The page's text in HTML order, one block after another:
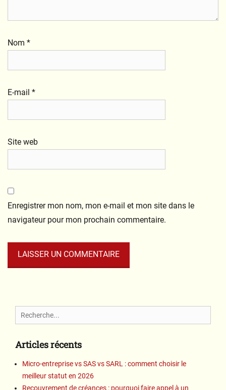
Nom *
E-mail *
Site web
Enregistrer mon nom, mon e-mail et mon site dans le
navigateur pour mon prochain commentaire.
Search
for:
Articles récents
Micro-entreprise vs SAS vs SARL : comment choisir le
meilleur statut en 2026
Recouvrement de créances : pourquoi faire appel à un